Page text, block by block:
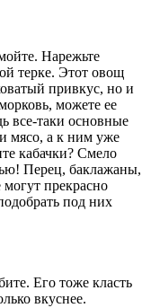
Нарежьте
терке. Этот овощ
привкус, но и
можете ее
все-таки основные
мясо, а к ним уже
кабачки? Смело
Перец, баклажаны,
прекрасно
под них
Его тоже класть
вкуснее.